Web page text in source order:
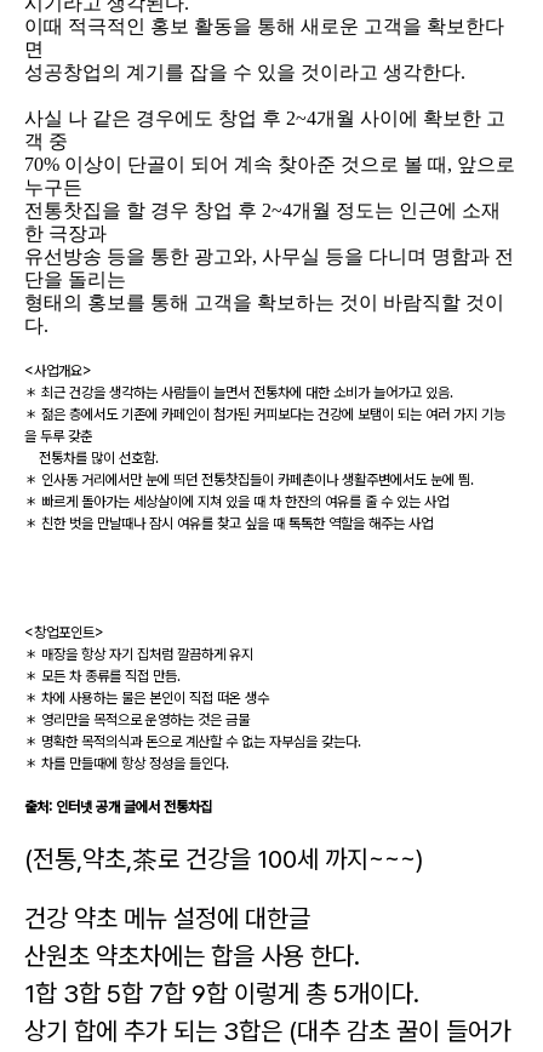
이때 적극적인 홍보 활동을 통해 새로운 고객을 확보한다
면
성공창업의 계기를 잡을 수 있을 것이라고 생각한다.
사실 나 같은 경우에도 창업 후 2~4개월 사이에 확보한 고
객 중
70% 이상이 단골이 되어 계속 찾아준 것으로 볼 때, 앞으로
누구든
전통찻집을 할 경우 창업 후 2~4개월 정도는 인근에 소재
한 극장과
유선방송 등을 통한 광고와, 사무실 등을 다니며 명함과 전
단을 돌리는
형태의 홍보를 통해 고객을 확보하는 것이 바람직할 것이
다.
<사업개요>
＊ 최근 건강을 생각하는 사람들이 늘면서 전통차에 대한 소비가 늘어가고 있음.
＊ 젊은 층에서도 기존에 카페인이 첨가된 커피보다는 건강에 보탬이 되는 여러 가지 기능
을 두루 갖춘
전통차를 많이 선호함.
＊ 인사동 거리에서만 눈에 띄던 전통찻집들이 카페촌이나 생활주변에서도 눈에 띔.
＊ 빠르게 돌아가는 세상살이에 지쳐 있을 때 차 한잔의 여유를 줄 수 있는 사업
＊ 친한 벗을 만날때나 잠시 여유를 찾고 싶을 때 톡톡한 역할을 해주는 사업
<창업포인트>
＊ 매장을 항상 자기 집처럼 깔끔하게 유지
＊ 모든 차 종류를 직접 만듬.
＊ 차에 사용하는 물은 본인이 직접 떠온 생수
＊ 영리만을 목적으로 운영하는 것은 금물
＊ 명확한 목적의식과 돈으로 계산할 수 없는 자부심을 갖는다.
＊ 차를 만들때에 항상 정성을 들인다.
출처: 인터넷 공개 글에서 전통차집
(전통,약초,茶로 건강을 100세 까지~~~)
건강 약초 메뉴 설정에 대한글
산원초 약초차에는 합을 사용 한다.
1합 3합 5합 7합 9합 이렇게 총 5개이다.
상기 합에 추가 되는 3합은 (대추 감초 꿀이 들어가